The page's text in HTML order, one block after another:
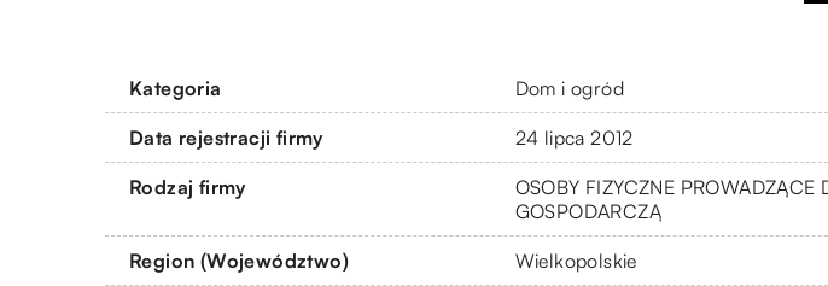
Kategoria Dom i ogród
Data rejestracji firmy 24 lipca 2012
Rodzaj firmy
OSOBY FIZYCZNE PROWADZĄCE
GOSPODARCZĄ
Region (Województwo) Wielkopolskie